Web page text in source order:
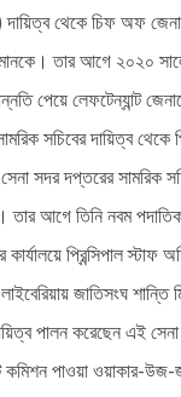
থেকে চিফ অফ
তার আগে ২০২০
পেয়ে লেফটেন্যান্ট
সচিবের দায়িত্ব
সদর দপ্তরের সামরিক
তার আগে তিনি নবম
কার্যালয়ে প্রিন্সিপাল
জাতিসংঘ শান্তি
পালন করেছেন এই সেনা
কমিশন পাওয়া ওয়াকার-উজ-